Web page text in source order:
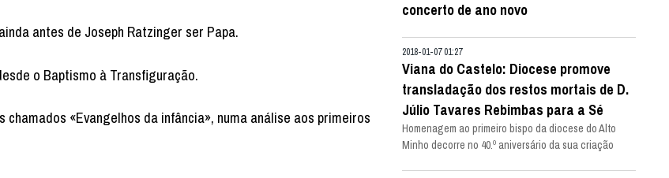
antes de Joseph Ratzinger ser Papa.
o Baptismo à Transfiguração.
«Evangelhos da infância», numa análise aos primeiros
concerto de ano novo
2018-01-07 01:27
Viana do Castelo: Diocese promove
transladação dos restos mortais de D.
Júlio Tavares Rebimbas para a Sé
Homenagem ao primeiro bispo da diocese do Alto
Minho decorre no 40.º aniversário da sua criação